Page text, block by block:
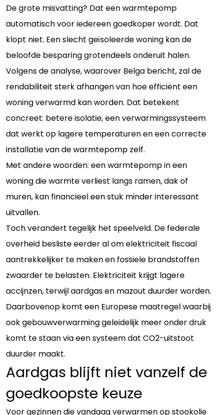
De grote misvatting? Dat een warmtepomp
automatisch voor iedereen goedkoper wordt. Dat
klopt niet. Een slecht geïsoleerde woning kan de
beloofde besparing grotendeels onderuit halen.
Volgens de analyse, waarover Belga bericht, zal de
rendabiliteit sterk afhangen van hoe efficiënt een
woning verwarmd kan worden. Dat betekent
concreet: betere isolatie, een verwarmingssysteem
dat werkt op lagere temperaturen en een correcte
installatie van de warmtepomp zelf.
Met andere woorden: een warmtepomp in een
woning die warmte verliest langs ramen, dak of
muren, kan financieel een stuk minder interessant
uitvallen.
Toch verandert tegelijk het speelveld. De federale
overheid besliste eerder al om elektriciteit fiscaal
aantrekkelijker te maken en fossiele brandstoffen
zwaarder te belasten. Elektriciteit krijgt lagere
accijnzen, terwijl aardgas en mazout duurder worden.
Daarbovenop komt een Europese maatregel waarbij
ook gebouwverwarming geleidelijk meer onder druk
komt te staan via een systeem dat CO2-uitstoot
duurder maakt.
Aardgas blijft niet vanzelf de
goedkoopste keuze
Voor gezinnen die vandaag verwarmen op stookolie